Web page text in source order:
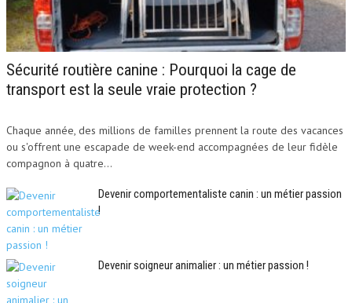
Sécurité routière canine : Pourquoi la cage de
transport est la seule vraie protection ?
Chaque année, des millions de familles prennent la route des vacances
ou s'offrent une escapade de week-end accompagnées de leur fidèle
compagnon à quatre...
Devenir comportementaliste canin : un métier passion
!
Devenir soigneur animalier : un métier passion !